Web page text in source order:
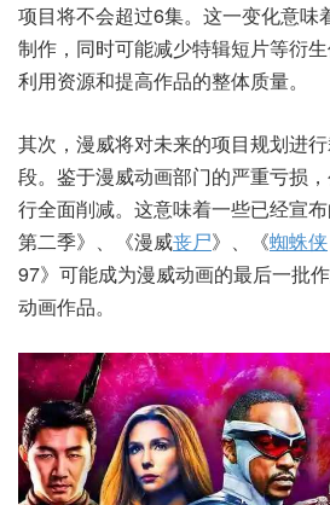
项目将不会超过6集。这一变化意味
制作，同时可能减少特辑短片等衍
利用资源和提高作品的整体质量。
其次，漫威将对未来的项目规划进
段。鉴于漫威动画部门的严重亏损
行全面削减。这意味着一些已经宣
第二季》、《漫威丧尸》、《蜘蛛侠
97》可能成为漫威动画的最后一批
动画作品。